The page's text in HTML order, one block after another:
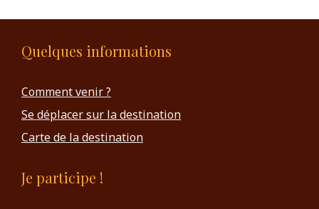
Quelques informations
Comment venir ?
Se déplacer sur la destination
Carte de la destination
Je participe !